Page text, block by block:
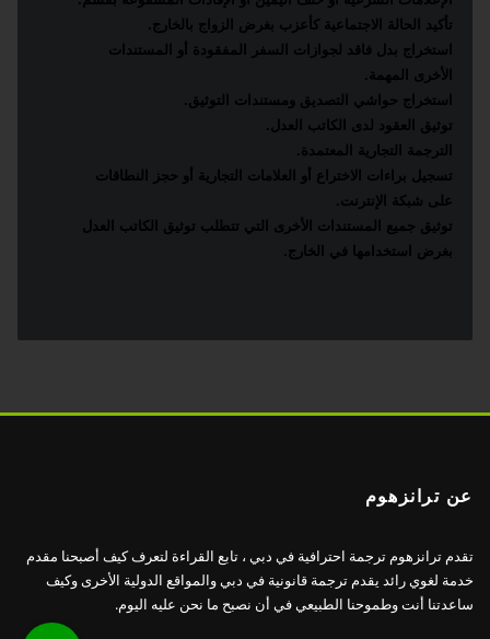
تأكيد الحالة الاجتماعية كأعزب بغرض الزواج بالخارج.
استخراج بدل فاقد لجوازات السفر المفقودة أو المستندات
الأخرى المهمة.
استخراج حواشي التصديق ومستندات التوثيق.
توثيق العقود لدى الكاتب العدل.
الترجمة التجارية المعتمدة.
تسجيل براءات الاختراع أو العلامات التجارية أو حجز النطاقات
على شبكة الإنترنت.
توثيق جميع المستندات الأخرى التي تتطلب توثيق الكاتب العدل
بغرض استخدامها في الخارج.
عن ترانزهوم
تقدم ترانزهوم ترجمة احترافية في دبي ، تابع القراءة لتعرف كيف أصبحنا مقدم
خدمة لغوي رائد يقدم ترجمة قانونية في دبي والمواقع الدولية الأخرى وكيف
ساعدتنا أنت وطموحنا الطبيعي في أن نصبح ما نحن عليه اليوم.